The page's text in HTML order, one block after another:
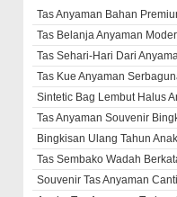
Tas Anyaman Bahan
Tas Belanja Anyaman
Tas Sehari-Hari Dari
Tas Kue Anyaman
Sintetic Bag Lembut Halus
Tas Anyaman Souvenir
Bingkisan Ulang Tahun
Tas Sembako Wadah
Souvenir Tas Anyaman